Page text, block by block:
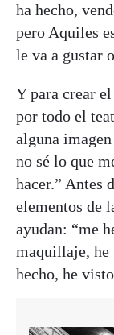
ha hecho,
pero Aquiles
le va a gustar
Y para crear
por todo el
alguna
no sé lo que
hacer.” Antes
elementos de
ayudan: “me
maquillaje, he
hecho, he